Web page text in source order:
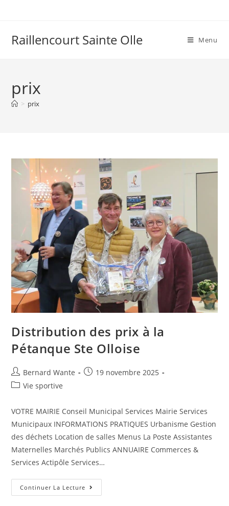
Raillencourt Sainte Olle Menu
prix
> prix
Distribution des prix à la
Pétanque Ste Olloise
Bernard Wante
19 novembre 2025
Vie sportive
VOTRE MAIRIE Conseil Municipal Services Mairie Services
Municipaux INFORMATIONS PRATIQUES Urbanisme Gestion
des déchets Location de salles Menus La Poste Assistantes
Maternelles Marchés Publics ANNUAIRE Commerces &
Services Actipôle Services…
Continuer La Lecture